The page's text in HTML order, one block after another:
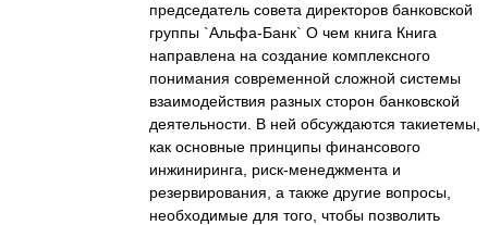
председатель совета директоров банковской
группы `Альфа-Банк` О чем книга Книга
направлена на создание комплексного
понимания современной сложной системы
взаимодействия разных сторон банковской
деятельности. В ней обсуждаются такиетемы,
как основные принципы финансового
инжиниринга, риск-менеджмента и
резервирования, а также другие вопросы,
необходимые для того, чтобы позволить